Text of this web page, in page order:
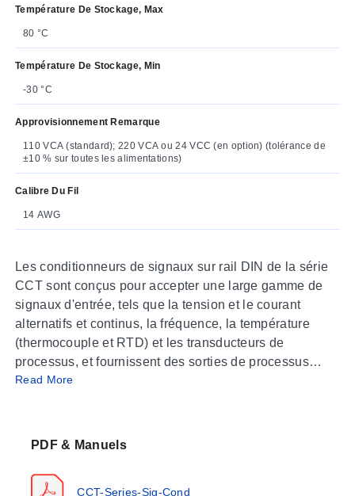
Température De Stockage, Max
80 °C
Température De Stockage, Min
-30 °C
Approvisionnement Remarque
110 VCA (standard); 220 VCA ou 24 VCC (en option) (tolérance de
±10 % sur toutes les alimentations)
Calibre Du Fil
14 AWG
Les conditionneurs de signaux sur rail DIN de la série
CCT sont conçus pour accepter une large gamme de
signaux d'entrée, tels que la tension et le courant
alternatifs et continus, la fréquence, la température
(thermocouple et RTD) et les transducteurs de
processus, et fournissent des sorties de processus
standard de 0/4 à 20 mA ou de 0 à 10 Vcc. La série
connexions sont sûres et sécurisées, les connexions
du module.
Read More
PDF & Manuels
CCT-Series-Sig-Cond